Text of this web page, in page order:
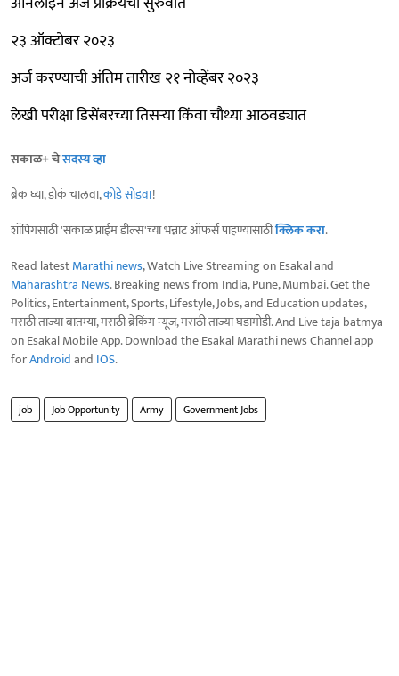
२३ ऑक्टोबर २०२३
अर्ज करण्याची अंतिम तारीख २१ नोव्हेंबर २०२३
लेखी परीक्षा डिसेंबरच्या तिसऱ्या किंवा चौथ्या आठवड्यात
सकाळ+ चेसदस्य व्हा
ब्रेक घ्या, डोकं चालवा,कोडे सोडवा!
शॉपिंगसाठी 'सकाळ प्राईम डील्स'च्या भन्नाट ऑफर्स पाहण्यासाठीक्लिक करा.
Read latestMarathi news, Watch Live Streaming on Esakal and
Maharashtra News. Breaking news from India, Pune, Mumbai. Get the
Politics, Entertainment, Sports, Lifestyle, Jobs, and Education updates,
मराठी ताज्या बातम्या, मराठी ब्रेकिंग न्यूज, मराठी ताज्या घडामोडी. And Live taja batmya
on Esakal Mobile App. Download the Esakal Marathi news Channel app
forAndroidand IOS.
job Job Opportunity Army Government Jobs